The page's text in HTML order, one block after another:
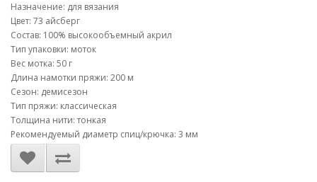
Назначение: для вязания
Цвет: 73 айсберг
Состав: 100% высокообъемный акрил
Тип упаковки: моток
Вес мотка: 50 г
Длина намотки пряжи: 200 м
Сезон: демисезон
Тип пряжи: классическая
Толщина нити: тонкая
Рекомендуемый диаметр спиц/крючка: 3 мм